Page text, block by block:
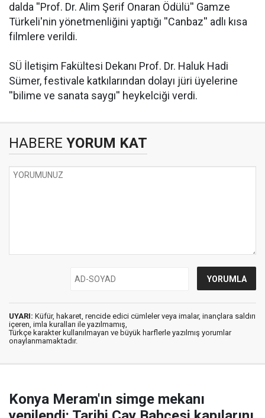
dalda ''Prof. Dr. Alim Şerif Onaran Ödülü'' Gamze
Türkeli'nin yönetmenliğini yaptığı ''Canbaz'' adlı kısa
filmlere verildi.
SÜ İletişim Fakültesi Dekanı Prof. Dr. Haluk Hadi
Sümer, festivale katkılarından dolayı jüri üyelerine
''bilime ve sanata saygı'' heykelciği verdi.
HABERE YORUM KAT
UYARI: Küfür, hakaret, rencide edici cümleler veya imalar, inançlara saldırı
içeren, imla kuralları ile yazılmamış,
Türkçe karakter kullanılmayan ve büyük harflerle yazılmış yorumlar
onaylanmamaktadır.
Konya Meram'ın simge mekanı